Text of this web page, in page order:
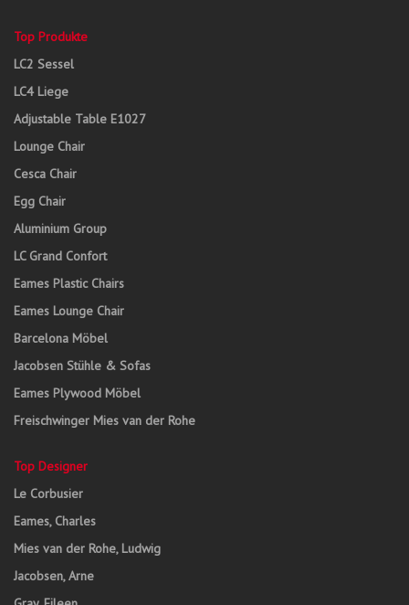
Top Produkte
LC2 Sessel
LC4 Liege
Adjustable Table E1027
Lounge Chair
Cesca Chair
Egg Chair
Aluminium Group
LC Grand Confort
Eames Plastic Chairs
Eames Lounge Chair
Barcelona Möbel
Jacobsen Stühle & Sofas
Eames Plywood Möbel
Freischwinger Mies van der Rohe
Top Designer
Le Corbusier
Eames, Charles
Mies van der Rohe, Ludwig
Jacobsen, Arne